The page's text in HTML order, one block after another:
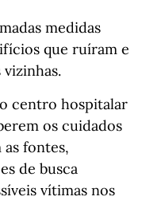
medidas
que ruíram e
centro hospitalar
os cuidados
fontes,
de busca
vítimas nos